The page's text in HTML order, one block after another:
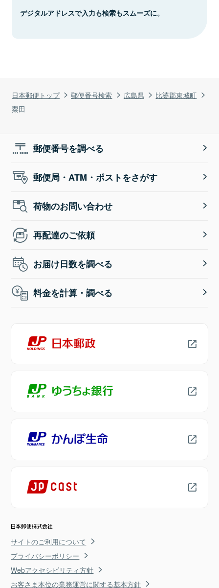
日本郵便トップ 郵便番号検索 広島県
比婆郡東城町
粟田
デジタルアドレスで入力も検索もスムーズに。
郵便番号を調べる
郵便局・ATM・ポストをさがす
荷物のお問い合わせ
再配達のご依頼
お届け日数を調べる
料金を計算・調べる
サイトのご利用について
プライバシーポリシー
Webアクセシビリティ方針
お客さま本位の業務運営に関する基本方針